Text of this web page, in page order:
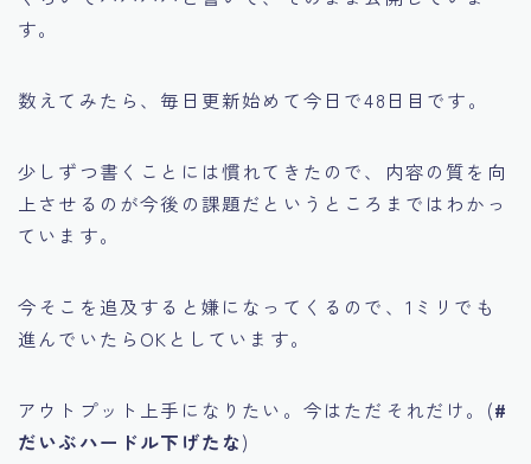
す。
数えてみたら、毎日更新始めて今日で48日目です。
少しずつ書くことには慣れてきたので、内容の質を向
上させるのが今後の課題だというところまではわかっ
ています。
今そこを追及すると嫌になってくるので、1ミリでも
進んでいたらOKとしています。
アウトプット上手になりたい。今はただそれだけ。(#
だいぶハードル下げたな)